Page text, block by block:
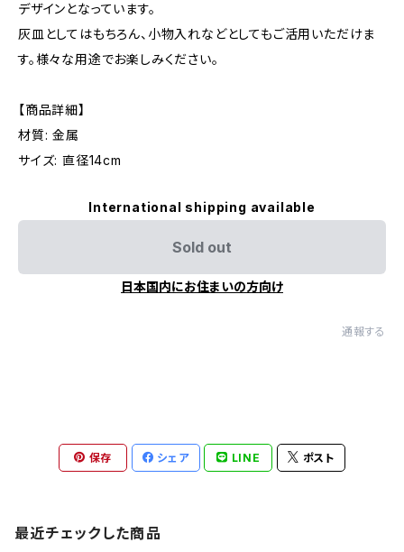
デザインとなっています。
灰皿としてはもちろん、小物入れなどとしてもご活用いただけま
す。様々な用途でお楽しみください。
【商品詳細】
材質: 金属
サイズ: 直径14cm
International shipping available
Sold out
日本国内にお住まいの方向け
通報する
保存 シェア LINE ポスト
最近チェックした商品